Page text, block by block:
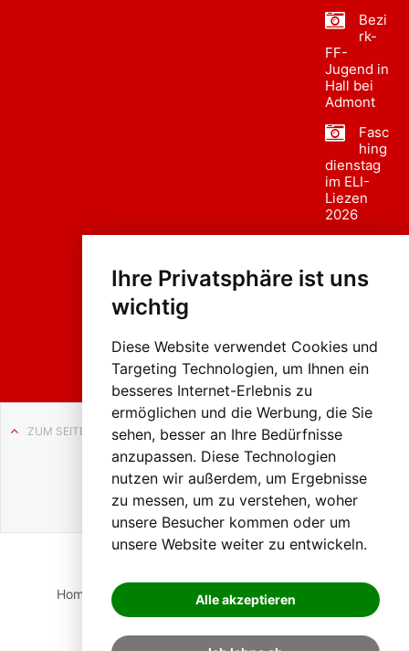
Ihre Privatsphäre ist uns
wichtig
Diese Website verwendet Cookies und
Targeting Technologien, um Ihnen ein
besseres Internet-Erlebnis zu
ermöglichen und die Werbung, die Sie
sehen, besser an Ihre Bedürfnisse
anzupassen. Diese Technologien
nutzen wir außerdem, um Ergebnisse
zu messen, um zu verstehen, woher
unsere Besucher kommen oder um
unsere Website weiter zu entwickeln.
Alle akzeptieren
Bezi
rk-
FF-
Jugend in
Hall bei
Admont
Fasc
hing
dienstag
im ELI-
Liezen
2026
sumzug
Liezen
ZUM SEITENANFANG
Auf BLO24.at werben?
+43 (0)664 2226600
Home Suche Login Impressum
Datenschutz